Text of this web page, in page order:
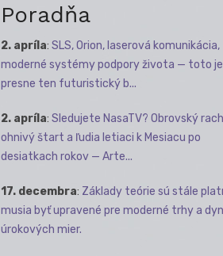
Poradňa
2. apríla: SLS, Orion, laserová komunikácia,
moderné systémy podpory života — toto je
presne ten futuristický b...
2. apríla: Sledujete NasaTV? Obrovský
ohnivý štart a ľudia letiaci k Mesiacu po
desiatkach rokov — Arte...
17. decembra: Základy teórie sú stále
musia byť upravené pre moderné trhy a
úrokových mier.